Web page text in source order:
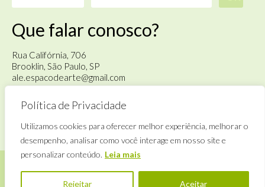
Política de Privacidade
Utilizamos cookies para oferecer melhor experiência, melhorar o
desempenho, analisar como você interage em nosso site e
personalizar conteúdo. Leia mais
Rejeitar Aceitar
Que falar conosco?
Rua Califórnia, 706
Brooklin, São Paulo, SP
ale.espacodearte@gmail.com
Terça à sábado